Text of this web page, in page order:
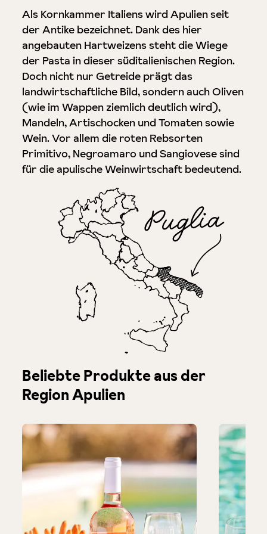
Als Kornkammer Italiens wird Apulien seit
der Antike bezeichnet. Dank des hier
angebauten Hartweizens steht die Wiege
der Pasta in dieser süditalienischen Region.
Doch nicht nur Getreide prägt das
landwirtschaftliche Bild, sondern auch Oliven
(wie im Wappen ziemlich deutlich wird),
Mandeln, Artischocken und Tomaten sowie
Wein. Vor allem die roten Rebsorten
Primitivo, Negroamaro und Sangiovese sind
für die apulische Weinwirtschaft bedeutend.
Produktgalerie überspringen
Beliebte Produkte aus der
Region Apulien